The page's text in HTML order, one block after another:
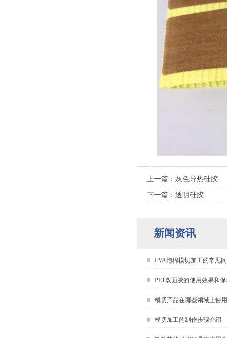
上一篇：灰色导热硅胶
下一篇：透明硅胶
新闻资讯
EVA泡棉模切加工的常见
PET双面胶的使用效果和
模切产品在哪些领域上使用
模切加工的制作步骤介绍